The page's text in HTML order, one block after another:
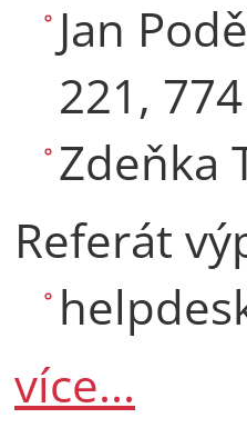
Jan
221,
Zdeňka
Referát
více...